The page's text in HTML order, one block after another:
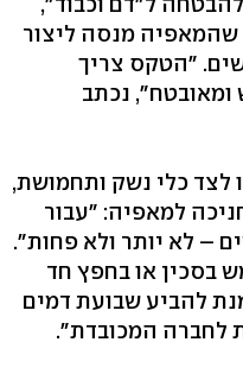
מנסה ליצור
"הטקס צריך
נכתב
לצד כלי נשק ותחמושת,
למאפיה: "עבור
– לא יותר ולא פחות".
בסכין או בחפץ חד
להביע שבועת דמים
לחברה המכובדת".